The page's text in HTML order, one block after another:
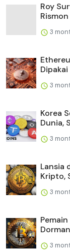
Roy
Rismon
3
Dipakai
3
Korea
Dunia,
3
Lansia
Kripto,
3
3